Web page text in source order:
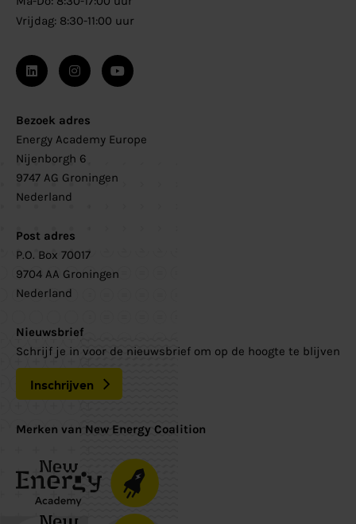
Vrijdag: 8:30-11:00 uur
Bezoek adres
Energy Academy Europe
Nijenborgh 6
9747 AG Groningen
Nederland
Post adres
P.O. Box 70017
9704 AA Groningen
Nederland
Nieuwsbrief
Schrijf je in voor de nieuwsbrief om op de hoogte te blijven
Inschrijven
Merken van New Energy Coalition